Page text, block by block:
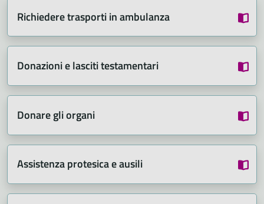
Richiedere trasporti in ambulanza
Donazioni e lasciti testamentari
Donare gli organi
Assistenza protesica e ausili